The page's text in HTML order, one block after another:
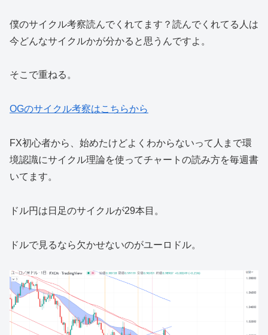
僕のサイクル考察読んでくれてます？読んでくれてる人は
今どんなサイクルかが分かると思うんですよ。
そこで重ねる。
OGのサイクル考察はこちらから
FX初心者から、始めたけどよくわからないって人まで環
境認識にサイクル理論を使ってチャートの読み方を毎週書
いてます。
ドル円は日足のサイクルが29本目。
ドルで見るなら欠かせないのがユーロドル。